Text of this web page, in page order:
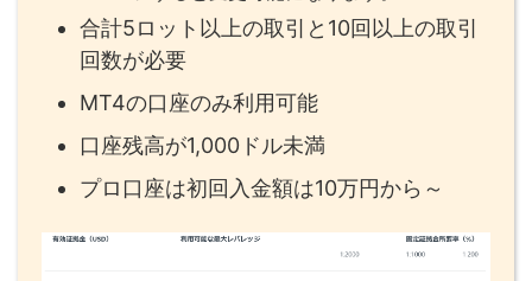
合計5ロット以上の取引と10回以上の取引
回数が必要
MT4の口座のみ利用可能
口座残高が1,000ドル未満
プロ口座は初回入金額は10万円から～